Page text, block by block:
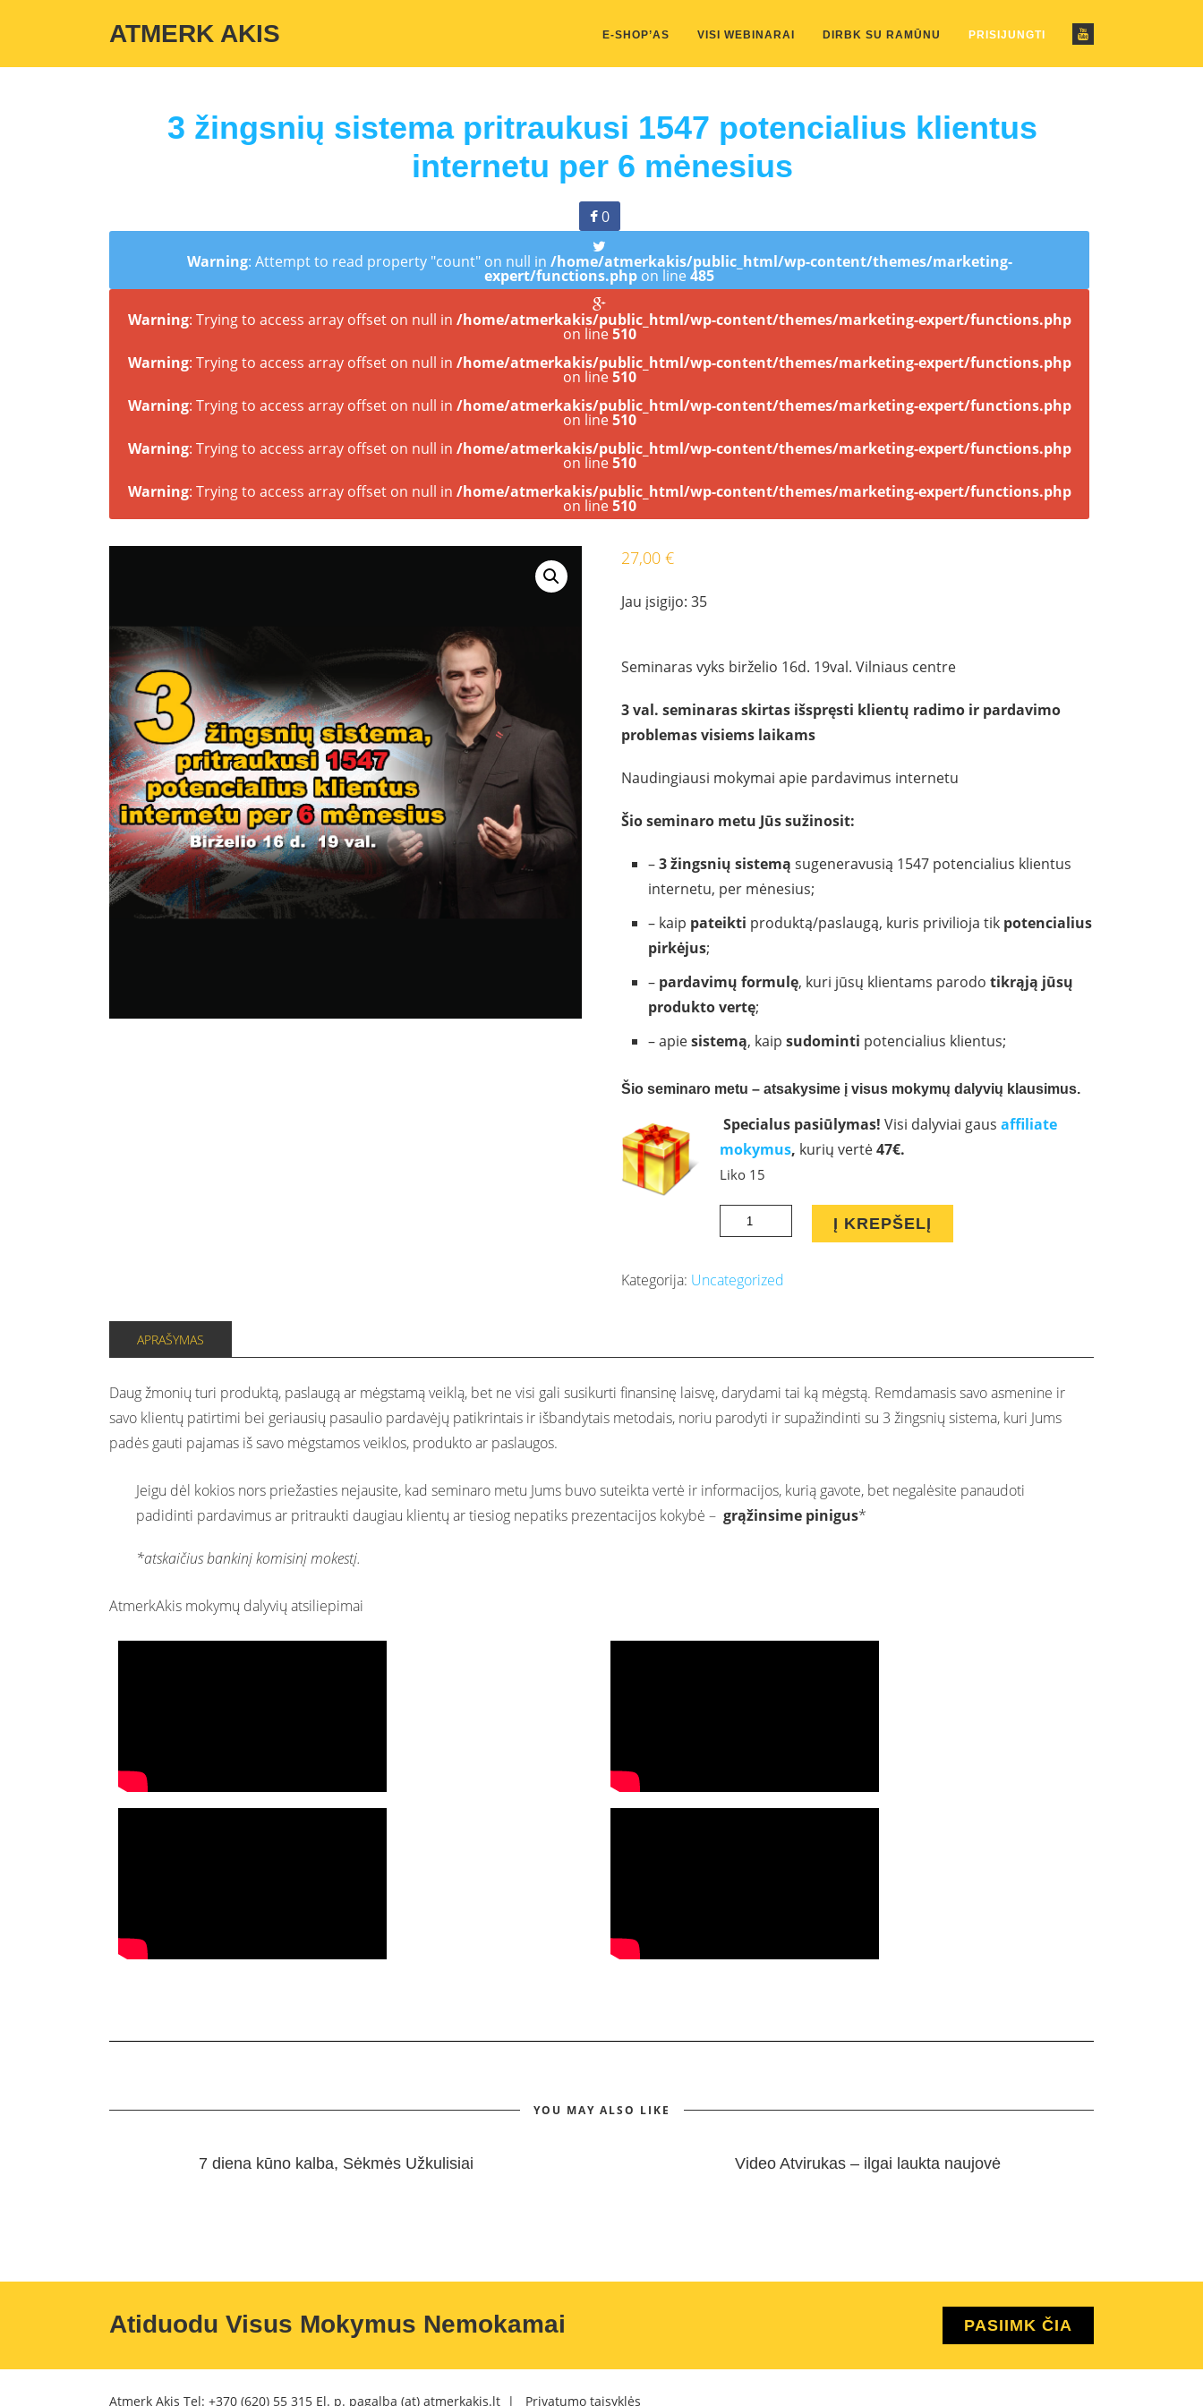
ATMERK AKIS E-SHOP’AS VISI WEBINARAI DIRBK SU RAMŪNU PRISIJUNGTI
3 žingsnių sistema pritraukusi 1547 potencialius klientus
internetu per 6 mėnesius
0
Warning: Attempt to read property "count" on null in /home/atmerkakis/public_html/wp-content/themes/marketing-
expert/functions.php on line 485
Warning: Trying to access array offset on null in /home/atmerkakis/public_html/wp-content/themes/marketing-expert/functions.php
on line510
Warning: Trying to access array offset on null in /home/atmerkakis/public_html/wp-content/themes/marketing-expert/functions.php
on line510
Warning: Trying to access array offset on null in /home/atmerkakis/public_html/wp-content/themes/marketing-expert/functions.php
on line510
Warning: Trying to access array offset on null in /home/atmerkakis/public_html/wp-content/themes/marketing-expert/functions.php
on line510
Warning: Trying to access array offset on null in /home/atmerkakis/public_html/wp-content/themes/marketing-expert/functions.php
on line510
27,00 €
Jau įsigijo: 35
Seminaras vyks birželio 16d. 19val. Vilniaus centre
3 val. seminaras skirtas išspręsti klientų radimo ir pardavimo
problemas visiems laikams
Naudingiausi mokymai apie pardavimus internetu
Šio seminaro metu Jūs sužinosit:
–3 žingsnių sistemą sugeneravusią 1547 potencialius klientus
internetu, per mėnesius;
– kaip pateikti produktą/paslaugą, kuris privilioja tik potencialius
pirkėjus;
– pardavimų formulę, kuri jūsų klientams parodo tikrąją jūsų
produkto vertę;
– apiesistemą, kaip sudominti potencialius klientus;
Šio seminaro metu – atsakysime į visus mokymų dalyvių klausimus.
Specialus pasiūlymas! Visi dalyviai gaus affiliate
mokymus, kurių vertė47€.
Liko 15
žingsnių
pritraukusi
internetu
per
quantity
Į KREPŠELĮ
Kategorija: Uncategorized
APRAŠYMAS
Daug žmonių turi produktą, paslaugą ar mėgstamą veiklą, bet ne visi gali susikurti finansinę laisvę, darydami tai ką mėgstą. Remdamasis savo asmenine ir
savo klientų patirtimi bei geriausių pasaulio pardavėjų patikrintais ir išbandytais metodais, noriu parodyti ir supažindinti su 3 žingsnių sistema, kuri Jums
padės gauti pajamas iš savo mėgstamos veiklos, produkto ar paslaugos.
Jeigu dėl kokios nors priežasties nejausite, kad seminaro metu Jums buvo suteikta vertė ir informacijos, kurią gavote, bet negalėsite panaudoti
padidinti pardavimus ar pritraukti daugiau klientų ar tiesiog nepatiks prezentacijos kokybė – grąžinsime pinigus*
*atskaičius bankinį komisinį mokestį.
AtmerkAkis mokymų dalyvių atsiliepimai
YOU MAY ALSO LIKE
7 diena kūno kalba, Sėkmės Užkulisiai Video Atvirukas – ilgai laukta naujovė
Atiduodu Visus Mokymus Nemokamai PASIIMK ČIA
Atmerk Akis Tel: +370 (620) 55 315 El. p. pagalba (at) atmerkakis.lt | Privatumo taisyklės